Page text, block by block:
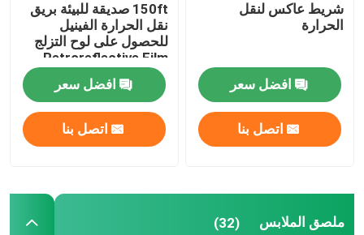
شريط عاكس لنقل
الحرارة
افضل سعر
اتصل بنا
150ft صديقة للبيئة بريق
نقل الحرارة الفينيل
للحصول على لوح التزلج
Retroreflective Film
الملابس
افضل سعر
اتصل بنا
ملصق الملابس (32)